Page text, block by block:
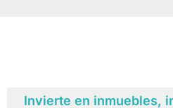
Invierte en inmuebles,